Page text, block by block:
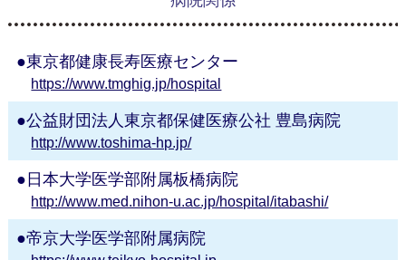
東京都健康長寿医療センター
https://www.tmghig.jp/hospital
公益財団法人東京都保健医療公社 豊島病院
http://www.toshima-hp.jp/
日本大学医学部附属板橋病院
http://www.med.nihon-u.ac.jp/hospital/itabashi/
帝京大学医学部附属病院